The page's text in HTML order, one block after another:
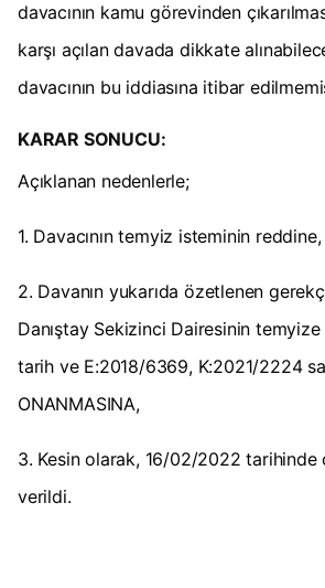
davacının kamu görevinden
karşı açılan davada dikkate
davacının bu iddiasına itibar
KARAR SONUCU:
Açıklanan nedenlerle;
1. Davacının temyiz isteminin reddine,
2. Davanın yukarıda özetlenen
Danıştay Sekizinci Dairesinin
tarih ve E:2018/6369, K:2021/2224
ONANMASINA,
3. Kesin olarak, 16/02/2022
verildi.